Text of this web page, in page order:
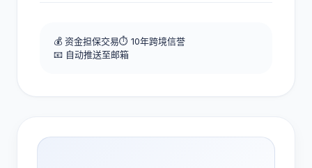
💰 资金担保交易⏱️ 10年跨境信誉
📧 自动推送至邮箱